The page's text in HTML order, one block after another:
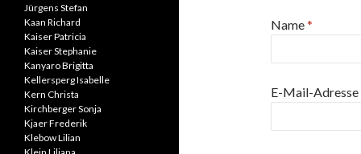
Name*
E-Mail-Adresse
Jürgens Stefan
Kaan Richard
Kaiser Patricia
Kaiser Stephanie
Kanyaro Brigitta
Kellersperg Isabelle
Kern Christa
Kirchberger Sonja
Kjaer Frederik
Klebow Lilian